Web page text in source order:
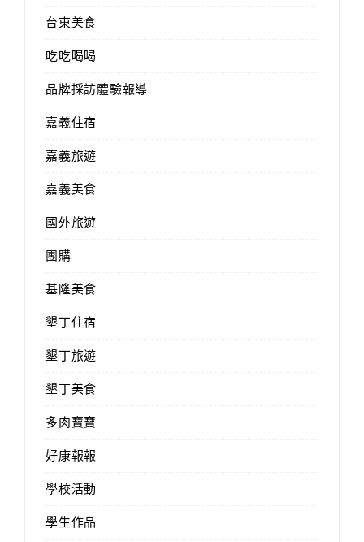
台東美食
吃吃喝喝
品牌採訪體驗報導
嘉義住宿
嘉義旅遊
嘉義美食
國外旅遊
團購
基隆美食
墾丁住宿
墾丁旅遊
墾丁美食
多肉寶寶
好康報報
學校活動
學生作品